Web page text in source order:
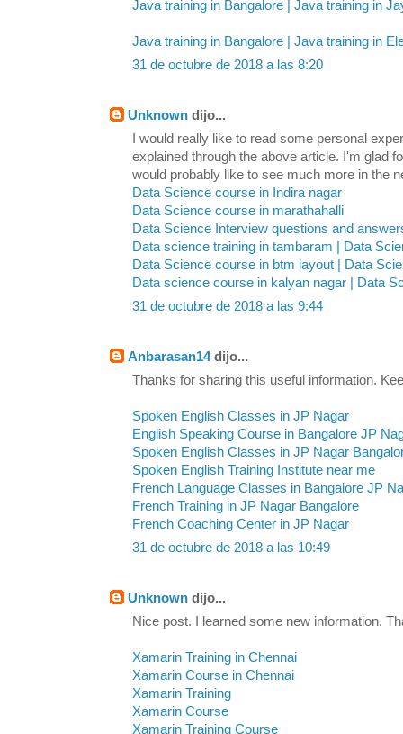
Java training in Bangalore | Java training in
Java training in Bangalore | Java training in
31 de octubre de 2018 a las 8:20
Unknown dijo...
I would really like to read some personal
explained through the above article. I'm glad
would probably like to see much more in the
Data Science course in Indira nagar
Data Science course in marathahalli
Data Science Interview questions and
Data science training in tambaram | Data
Data Science course in btm layout | Data
Data science course in kalyan nagar | Data
31 de octubre de 2018 a las 9:44
Anbarasan14dijo...
Thanks for sharing this useful information.
Spoken English Classes in JP Nagar
English Speaking Course in Bangalore JP
Spoken English Classes in JP Nagar
Spoken English Training Institute near me
French Language Classes in Bangalore JP
French Training in JP Nagar Bangalore
French Coaching Center in JP Nagar
31 de octubre de 2018 a las 10:49
Unknown dijo...
Nice post. I learned some new information.
Xamarin Training in Chennai
Xamarin Course in Chennai
Xamarin Training
Xamarin Course
Xamarin Training Course